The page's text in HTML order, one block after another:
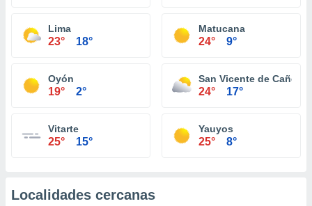
Lima
23° 18°
Matucana
24° 9°
Oyón
19° 2°
San Vicente de Cañete
24° 17°
Vitarte
25° 15°
Yauyos
25° 8°
Localidades cercanas